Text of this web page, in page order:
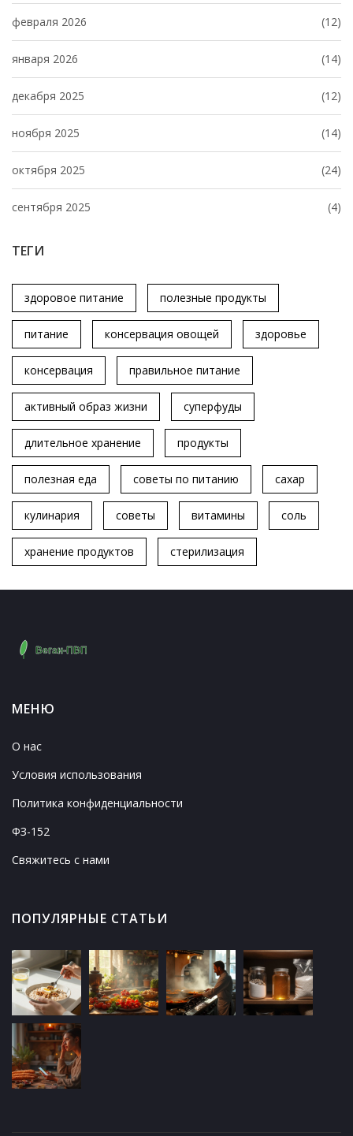
февраля 2026 (12)
января 2026 (14)
декабря 2025 (12)
ноября 2025 (14)
октября 2025 (24)
сентября 2025 (4)
ТЕГИ
здоровое питание полезные продукты
питание консервация овощей здоровье
консервация правильное питание
активный образ жизни суперфуды
длительное хранение продукты
полезная еда советы по питанию сахар
кулинария советы витамины соль
хранение продуктов стерилизация
МЕНЮ
О нас
Условия использования
Политика конфиденциальности
ФЗ-152
Свяжитесь с нами
ПОПУЛЯРНЫЕ СТАТЬИ